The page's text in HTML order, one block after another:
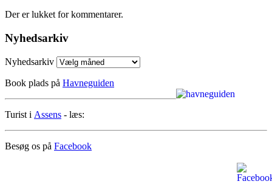
Der er lukket for kommentarer.
Nyhedsarkiv
Nyhedsarkiv
Book plads på Havneguiden
Turist i Assens - læs:
Besøg os på Facebook